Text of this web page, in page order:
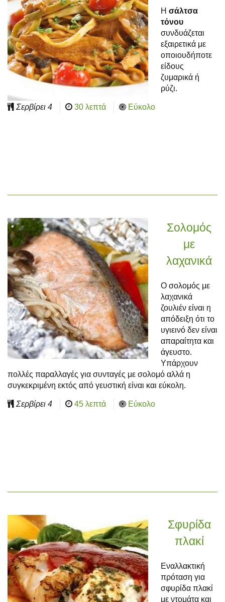
Η σάλτσα
τόνου
συνδυάζεται
εξαιρετικά με
οποιουδήποτε
είδους
ζυμαρικά ή
ρύζι.
Σερβίρει 4 30 λεπτά Εύκολο
Σολομός
με
λαχανικά
Ο σολομός με
λαχανικά
ζουλιέν είναι η
απόδειξη ότι το
υγιεινό δεν είναι
απαραίτητα και
άγευστο.
Υπάρχουν
πολλές παραλλαγές για συνταγές με σολομό αλλά η
συγκεκριμένη εκτός από γευστική είναι και εύκολη.
Σερβίρει 4 45 λεπτά Εύκολο
Σφυρίδα
πλακί
Εναλλακτική
πρόταση για
σφυρίδα πλακί
με ντομάτα και